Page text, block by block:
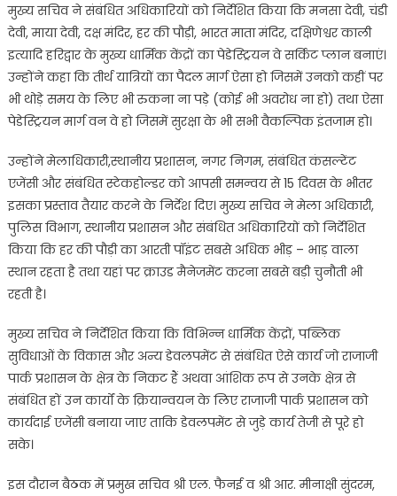
मुख्य सचिव ने संबंधित अधिकारियों को निर्देशित किया कि मनसा देवी, चंडी
देवी, माया देवी, दक्ष मंदिर, हर की पौड़ी, भारत माता मंदिर, दक्षिणेश्वर काली
इत्यादि हरिद्वार के मुख्य धार्मिक केंद्रों का पेडेस्ट्रियन वे सर्किट प्लान बनाएं।
उन्होंने कहा कि तीर्थ यात्रियों का पैदल मार्ग ऐसा हो जिसमें उनको कहीं पर
भी थोड़े समय के लिए भी रुकना ना पड़े (कोई भी अवरोध ना हो) तथा ऐसा
पेडेस्ट्रियन मार्ग वन वे हो जिसमें सुरक्षा के भी सभी वैकल्पिक इंतजाम हो।
उन्होंने मेलाधिकारी,स्थानीय प्रशासन, नगर निगम, संबंधित कंसल्टेंट
एजेंसी और संबंधित स्टेकहोल्डर को आपसी समन्वय से 15 दिवस के भीतर
इसका प्रस्ताव तैयार करने के निर्देश दिए। मुख्य सचिव ने मेला अधिकारी,
पुलिस विभाग, स्थानीय प्रशासन और संबंधित अधिकारियों को निर्देशित
किया कि हर की पौड़ी का आरती पॉइंट सबसे अधिक भीड़ – भाड़ वाला
स्थान रहता है तथा यहां पर क्राउड मैनेजमेंट करना सबसे बड़ी चुनौती भी
रहती है।
मुख्य सचिव ने निर्देशित किया कि विभिन्न धार्मिक केंद्रों, पब्लिक
सुविधाओं के विकास और अन्य डेवलपमेंट से संबंधित ऐसे कार्य जो राजाजी
पार्क प्रशासन के क्षेत्र के निकट हैं अथवा आंशिक रूप से उनके क्षेत्र से
संबंधित हों उन कार्यों के क्रियान्वयन के लिए राजाजी पार्क प्रशासन को
कार्यदाई एजेंसी बनाया जाए ताकि डेवलपमेंट से जुड़े कार्य तेजी से पूरे हो
सके।
इस दौरान बैठक में प्रमुख सचिव श्री एल. फैनई व श्री आर. मीनाक्षी सुंदरम,